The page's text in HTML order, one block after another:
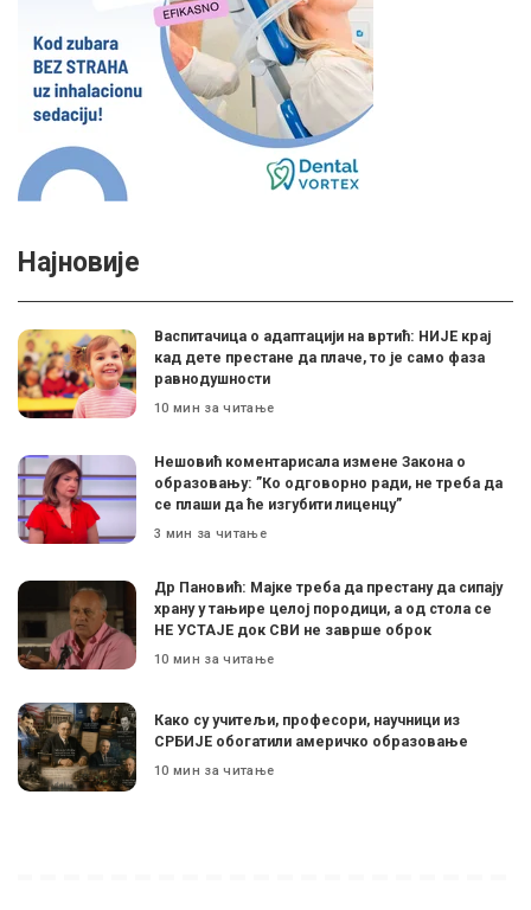
Најновије
Васпитачица о адаптацији на вртић: НИЈЕ крај
кад дете престане да плаче, то је само фаза
равнодушности
10 мин за читање
Нешовић коментарисала измене Закона о
образовању: ”Ко одговорно ради, не треба да
се плаши да ће изгубити лиценцу”
3 мин за читање
Др Пановић: Мајке треба да престану да сипају
храну у тањире целој породици, а од стола се
НЕ УСТАЈЕ док СВИ не заврше оброк
10 мин за читање
Како су учитељи, професори, научници из
СРБИЈЕ обогатили америчко образовање
10 мин за читање